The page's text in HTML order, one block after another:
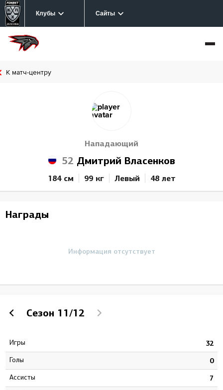
Клубы Сайты
К матч-центру
Нападающий
52 Дмитрий Власенков
184 см 99 кг Левый 48 лет
Награды
Информация отсутствует
Сезон 11/12
Игры 32
Голы 0
Ассисты 7